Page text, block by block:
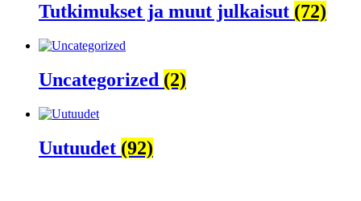
Tutkimukset ja muut julkaisut (72)
Uncategorized (2)
Uutuudet (92)